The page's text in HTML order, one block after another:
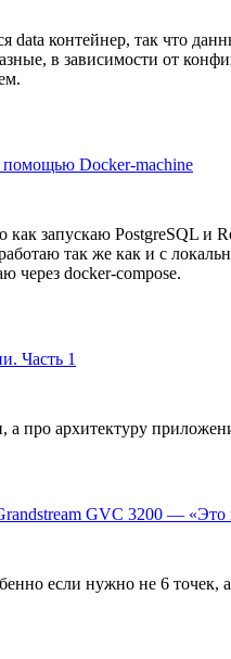
data контейнер, так что
в зависимости от
помощью Docker-machine
запускаю PostgreSQL и
так же как и с
через docker-compose.
Часть 1
а про архитектуру
GVC 3200 — «Это
если нужно не 6 точек,